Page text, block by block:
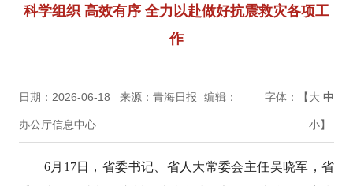
科学组织 高效有序 全力以赴做好抗震救灾各项工
作
日期：2026-06-18 来源：青海日报 编辑：
办公厅信息中心
字体：【大 中
小】
6月17日，省委书记、省人大常委会主任吴晓军，省